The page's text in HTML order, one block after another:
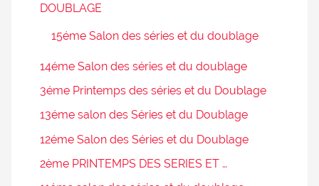
DOUBLAGE
15éme Salon des séries et du doublage
14éme Salon des séries et du doublage
3éme Printemps des séries et du Doublage
13éme salon des Séries et du Doublage
12éme Salon des Séries et du Doublage
2ème PRINTEMPS DES SERIES ET …